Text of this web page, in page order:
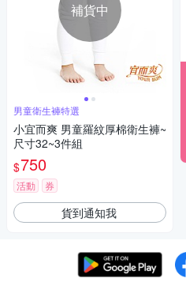
補貨中
男童衛生褲特選
小宜而爽 男童羅紋厚棉衛生褲~
尺寸32~3件組
$750
活動 券
貨到通知我